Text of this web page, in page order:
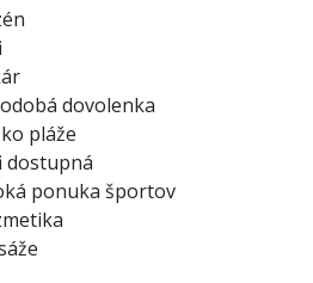
dovolenka
pláže
dostupná
ponuka športov